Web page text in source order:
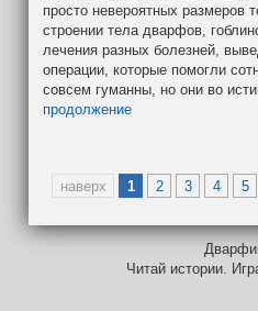
просто невероятных размеров
строении тела дварфов,
лечения разных болезней,
операции, которые помогли
совсем гуманны, но они во
продолжение
наверх 1 2 3 4 5
Читай истории.